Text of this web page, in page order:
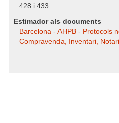
428 i 433
Estimador als documents
Barcelona - AHPB - Protocols
Compravenda, Inventari,